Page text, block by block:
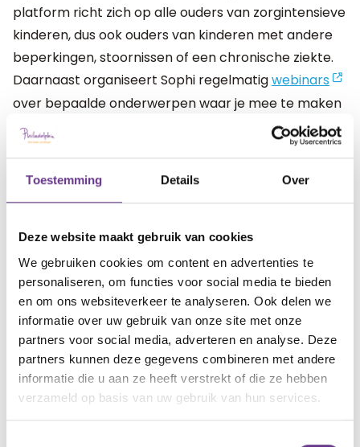
Toestemming Details Over
Deze website maakt gebruik van cookies
We gebruiken cookies om content en advertenties te
personaliseren, om functies voor social media te bieden
en om ons websiteverkeer te analyseren. Ook delen we
informatie over uw gebruik van onze site met onze
partners voor social media, adverteren en analyse. Deze
partners kunnen deze gegevens combineren met andere
informatie die u aan ze heeft verstrekt of die ze hebben
verzameld op basis van uw gebruik van hun services.
platform richt zich op alle ouders van zorgintensieve
kinderen, dus ook ouders van kinderen met andere
beperkingen, stoornissen of een chronische ziekte.
Daarnaast organiseert Sophi regelmatigwebinars
over bepaalde onderwerpen waar je mee te maken
kan krijgen als ouder van een zorgintensief kind. Voor
ouders van een kind met autisme kunnen die ook erg
helpend zijn.
gesteld, die gratis op te vragen is.Je vindt de e-
learning 'Autisme helder uitgelegd' hier
.
Na de e-learning is het mogelijk een verdiepende
themabijeenkomst bij te wonen.Informatie hierover
vind je hier
Offline lotgenoten